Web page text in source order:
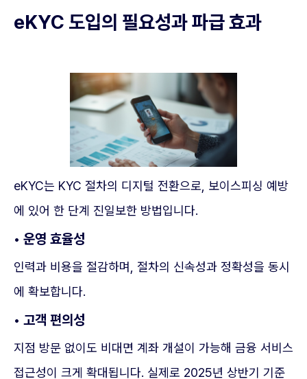
eKYC 도입의 필요성과 파급 효과
eKYC는 KYC 절차의 디지털 전환으로, 보이스피싱 예방
에 있어 한 단계 진일보한 방법입니다.
• 운영 효율성
인력과 비용을 절감하며, 절차의 신속성과 정확성을 동시
에 확보합니다.
• 고객 편의성
지점 방문 없이도 비대면 계좌 개설이 가능해 금융 서비스
접근성이 크게 확대됩니다. 실제로 2025년 상반기 기준